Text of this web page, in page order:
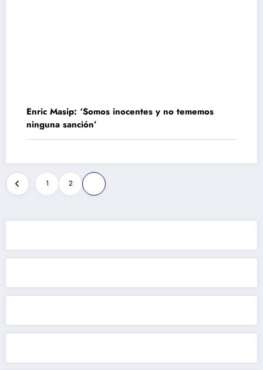
Enric Masip: ‘Somos inocentes y no tememos
ninguna sanción’
Paginación
de
entradas
1 2